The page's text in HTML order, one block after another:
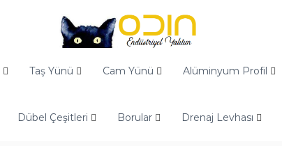
Taş Yünü Cam Yünü Alüminyum Profil
Dübel Çeşitleri Borular Drenaj Levhası